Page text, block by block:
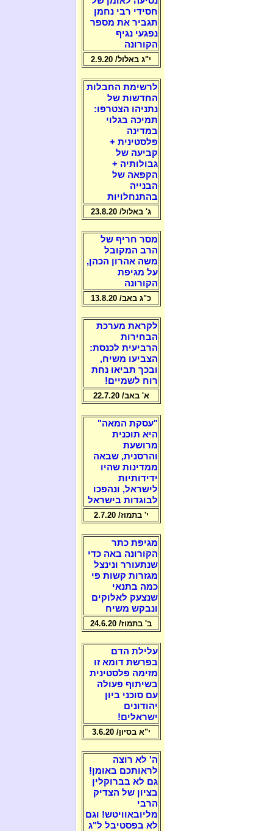
חסידי רבי נחמן
תגביר את מספר
נפגעי נגיף
הקורונה
י"ג באלול/ 2.9.20
לרשימת החבלות
החדשות של
נתניהו הצטרפו:
תמיכה בגלוי
במדינה
פלסטינית +
קביעה של
גבולותיה +
הקפאה של
הבנייה
בהתנחלויות
ג' באלול/ 23.8.20
מסר חריף של
הרב המקובל
משה אהרון הכהן,
על מגיפת
הקורונה
כ"ג באב/ 13.8.20
לקראת מערכת
הבחירות
הרביעית לכנסת:
הצביעו משיח,
ובכך תביאו נחת
רוח לשמיים!
א' באב/ 22.7.20
"עסקת המאה"
היא תוכנית
מרושעת
והרסנית, שבאה
ממדינות שהיו
ידידותיות
לישראל, ונהפכו
לבוגדות בישראל
י' בתמוז/ 2.7.20
מגיפת כתר
הקורונה באה כדי
שנתעורר ונינצל
מגזרות קשות פי
כמה בתנאי
שנצעק לאלוקים
ונבקש משיח
ב' בתמוז/ 24.6.20
עלילת הדם
בפרשת דומא זו
מזימה פלסטינית
בשיתוף פעולה
עם סוכני ביון
יהודונים
ישראלים!
י"א בסיון/ 3.6.20
ה' לא רוצה
לראותכם באומן!
גם לא בברוקלין
בציון של הצדיק
הרבי
מליובאוויטש! וגם
לא בפסטיבל ל"ג